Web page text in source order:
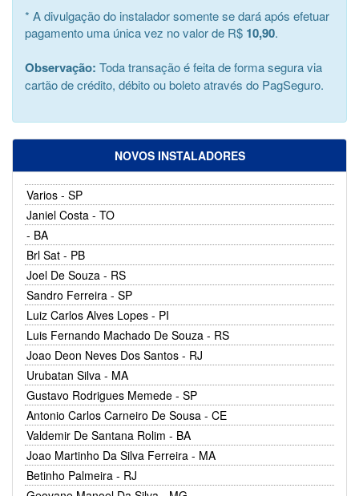
* A divulgação do instalador somente se dará após efetuar
pagamento uma única vez no valor de R$ 10,90.
Observação: Toda transação é feita de forma segura via
cartão de crédito, débito ou boleto através do PagSeguro.
NOVOS INSTALADORES
Varios - SP
Janiel Costa - TO
- BA
Brl Sat - PB
Joel De Souza - RS
Sandro Ferreira - SP
Luiz Carlos Alves Lopes - PI
Luis Fernando Machado De Souza - RS
Joao Deon Neves Dos Santos - RJ
Urubatan Silva - MA
Gustavo Rodrigues Memede - SP
Antonio Carlos Carneiro De Sousa - CE
Valdemir De Santana Rolim - BA
Joao Martinho Da Silva Ferreira - MA
Betinho Palmeira - RJ